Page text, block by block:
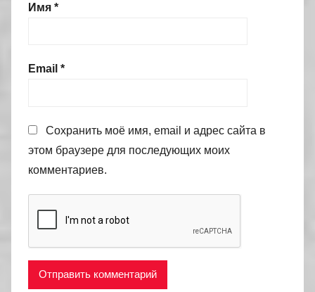
Имя *
Email *
Сохранить моё имя, email и адрес сайта в
этом браузере для последующих моих
комментариев.